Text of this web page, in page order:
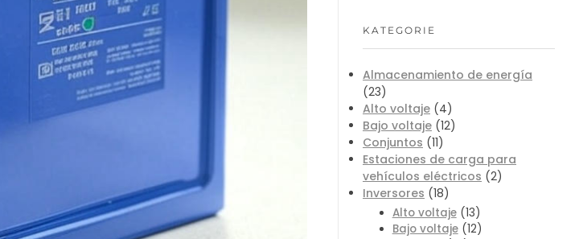
KATEGORIE
Almacenamiento de energía
(23)
Alto voltaje (4)
Bajo voltaje (12)
Conjuntos (11)
Estaciones de carga para
vehículos eléctricos (2)
Inversores (18)
Alto voltaje (13)
Bajo voltaje (12)